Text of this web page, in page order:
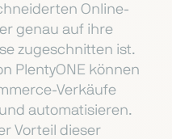
Online-
genau auf ihre
zugeschnitten ist.
PlentyONE können
Verkäufe
automatisieren.
Vorteil dieser